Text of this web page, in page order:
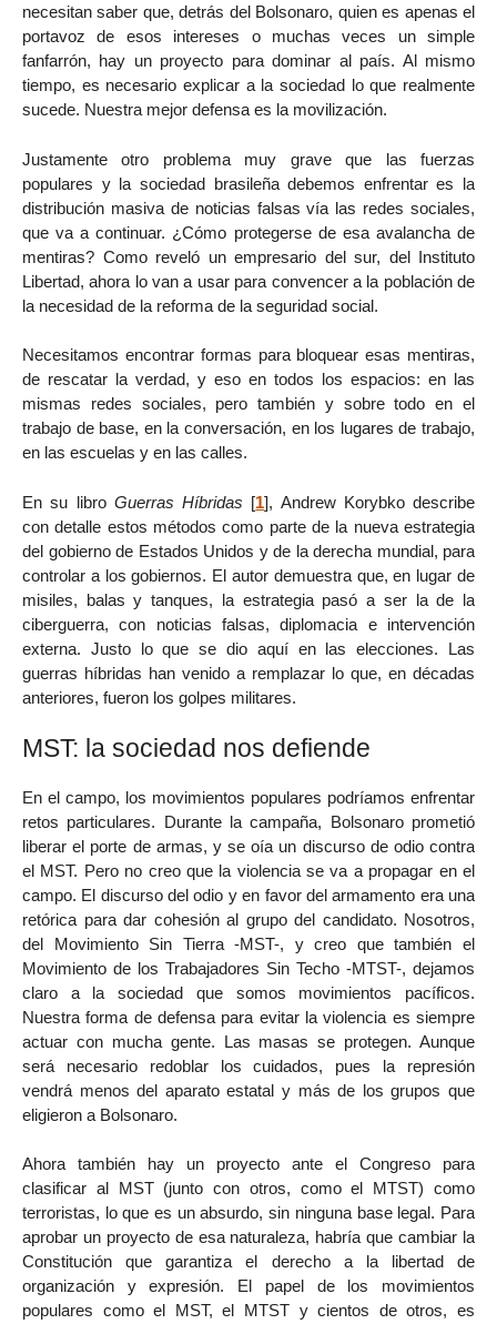
necesitan saber que, detrás del Bolsonaro, quien es apenas el
portavoz de esos intereses o muchas veces un simple
fanfarrón, hay un proyecto para dominar al país. Al mismo
tiempo, es necesario explicar a la sociedad lo que realmente
sucede. Nuestra mejor defensa es la movilización.
Justamente otro problema muy grave que las fuerzas
populares y la sociedad brasileña debemos enfrentar es la
distribución masiva de noticias falsas vía las redes sociales,
que va a continuar. ¿Cómo protegerse de esa avalancha de
mentiras? Como reveló un empresario del sur, del Instituto
Libertad, ahora lo van a usar para convencer a la población de
la necesidad de la reforma de la seguridad social.
Necesitamos encontrar formas para bloquear esas mentiras,
de rescatar la verdad, y eso en todos los espacios: en las
mismas redes sociales, pero también y sobre todo en el
trabajo de base, en la conversación, en los lugares de trabajo,
en las escuelas y en las calles.
En su libro Guerras Híbridas [1], Andrew Korybko describe
con detalle estos métodos como parte de la nueva estrategia
del gobierno de Estados Unidos y de la derecha mundial, para
controlar a los gobiernos. El autor demuestra que, en lugar de
misiles, balas y tanques, la estrategia pasó a ser la de la
ciberguerra, con noticias falsas, diplomacia e intervención
externa. Justo lo que se dio aquí en las elecciones. Las
guerras híbridas han venido a remplazar lo que, en décadas
anteriores, fueron los golpes militares.
MST: la sociedad nos defiende
En el campo, los movimientos populares podríamos enfrentar
retos particulares. Durante la campaña, Bolsonaro prometió
liberar el porte de armas, y se oía un discurso de odio contra
el MST. Pero no creo que la violencia se va a propagar en el
campo. El discurso del odio y en favor del armamento era una
retórica para dar cohesión al grupo del candidato. Nosotros,
del Movimiento Sin Tierra -MST-, y creo que también el
Movimiento de los Trabajadores Sin Techo -MTST-, dejamos
claro a la sociedad que somos movimientos pacíficos.
Nuestra forma de defensa para evitar la violencia es siempre
actuar con mucha gente. Las masas se protegen. Aunque
será necesario redoblar los cuidados, pues la represión
vendrá menos del aparato estatal y más de los grupos que
eligieron a Bolsonaro.
Ahora también hay un proyecto ante el Congreso para
clasificar al MST (junto con otros, como el MTST) como
terroristas, lo que es un absurdo, sin ninguna base legal. Para
aprobar un proyecto de esa naturaleza, habría que cambiar la
Constitución que garantiza el derecho a la libertad de
organización y expresión. El papel de los movimientos
populares como el MST, el MTST y cientos de otros, es